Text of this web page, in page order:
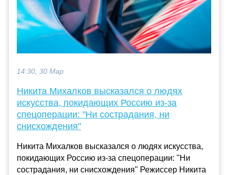
14:30, 30 Мар
Никита Михалков высказался о людях
искусства, покидающих Россию из-за
спецоперации: "Ни сострадания, ни
снисхождения"
Никита Михалков высказался о людях искусства,
покидающих Россию из-за спецоперации: "Ни
сострадания, ни снисхождения" Режиссер Никита